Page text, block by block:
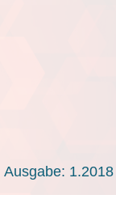
Ausgabe: 1.2018